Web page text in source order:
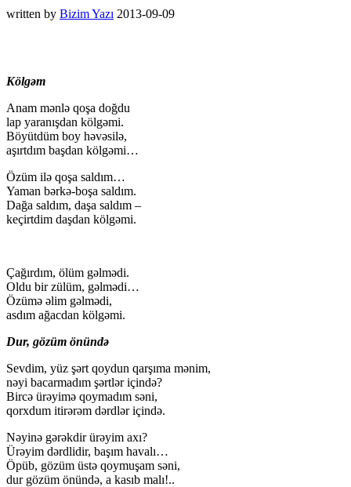
written by Bizim Yazı 2013-09-09
Kölgəm
Anam mənlə qoşa doğdu
lap yaranışdan kölgəmi.
Böyütdüm boy həvəsilə,
aşırtdım başdan kölgəmi…
Özüm ilə qoşa saldım…
Yaman bərkə-boşa saldım.
Dağa saldım, daşa saldım –
keçirtdim daşdan kölgəmi.
Çağırdım, ölüm gəlmədi.
Oldu bir zülüm, gəlmədi…
Özümə əlim gəlmədi,
asdım ağacdan kölgəmi.
Dur, gözüm önündə
Sevdim, yüz şərt qoydun qarşıma mənim,
nəyi bacarmadım şərtlər içində?
Bircə ürəyimə qoymadım səni,
qorxdum itirərəm dərdlər içində.
Nəyinə gərəkdir ürəyim axı?
Ürəyim dərdlidir, başım havalı…
Öpüb, gözüm üstə qoymuşam səni,
dur gözüm önündə, a kasıb malı!..